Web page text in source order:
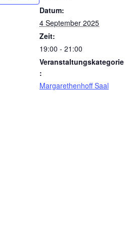
Datum:
4 September 2025
Zeit:
19:00 - 21:00
Veranstaltungskategorie
:
Margarethenhoff Saal